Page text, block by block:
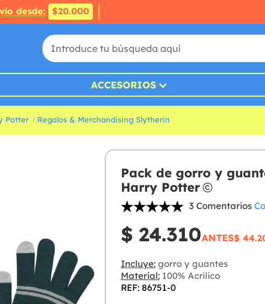
desde: $20.000
ACCESORIOS
Potter Regalos & Merchandising Slytherin
Pack de gorro y
Harry Potter
3 Comentarios
$ 24.310ANTES$
Incluye:gorro y guantes
Material:100% Acrílico
REF: 86751-0